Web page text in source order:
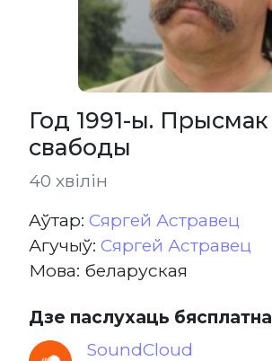
Год 1991-ы. Прысмак
свабоды
40 хвілін
Aўтар: Сяргей Астравец
Агучыў: Сяргей Астравец
Мова: беларуская
Дзе паслухаць бясплатна
SoundCloud